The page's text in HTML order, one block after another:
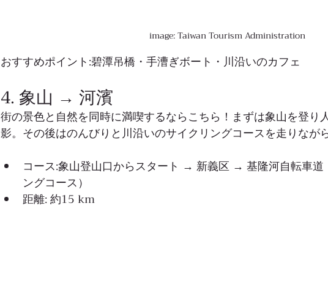
image: Taiwan Tourism Administration
おすすめポイント:碧潭吊橋・手漕ぎボート・川沿いのカフェ
4. 象山 → 河濱
街の景色と自然を同時に満喫するならこちら！まずは象山を登り
影。その後はのんびりと川沿いのサイクリングコースを走りなが
コース:象山登山口からスタート → 新義区 → 基隆河自転車道
ングコース）
距離: 約15 km